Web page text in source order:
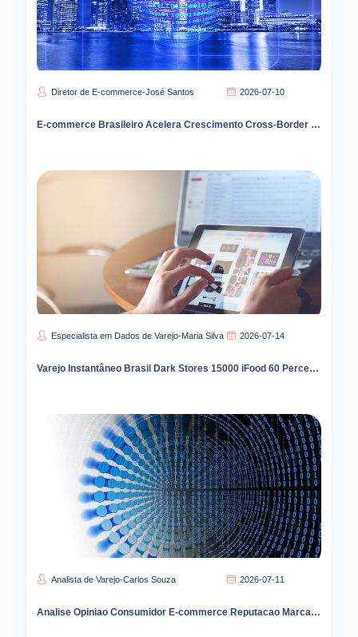
Diretor de E-commerce-José Santos 2026-07-10
E-commerce Brasileiro Acelera Crescimento Cross-Border e Transformação Digital
Especialista em Dados de Varejo-Maria Silva 2026-07-14
Varejo Instantâneo Brasil Dark Stores 15000 iFood 60 Percent Liderança Interior Cresce
Analista de Varejo-Carlos Souza 2026-07-11
Analise Opiniao Consumidor E-commerce Reputacao Marca Vendas Brasil